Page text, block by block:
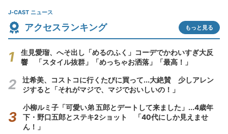
J-CAST ニュース
アクセスランキング もっと見る
生見愛瑠、へそ出し「めるのふく」コーデでかわいすぎ大反
響 「スタイル抜群」「めっちゃお洒落」「最高！」
辻希美、コストコに行くたびに買って...大絶賛 少しアレン
ジすると「それがマジで、マジでおいしいの！」
小柳ルミ子「可愛い弟 五郎とデートして来ました」...4歳年
下・野口五郎とステキ2ショット 「40代にしか見えませ
ん！」